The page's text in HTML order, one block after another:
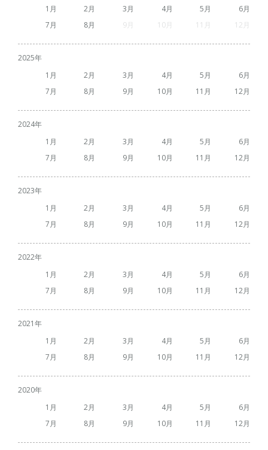
1 2 3 4 5
6
7
8 9 10 11 12
2025
1
2 3 4 5
6
7
8 9 10 11 12
2024
1
2 3 4 5
6
7
8 9 10 11 12
2023
1
2 3 4 5
6
7
8 9 10 11 12
2022
1
2 3 4 5
6
7
8 9 10 11 12
2021
1
2 3 4 5
6
7
8 9 10 11 12
2020
1
2 3 4 5
6
7
8 9 10 11 12